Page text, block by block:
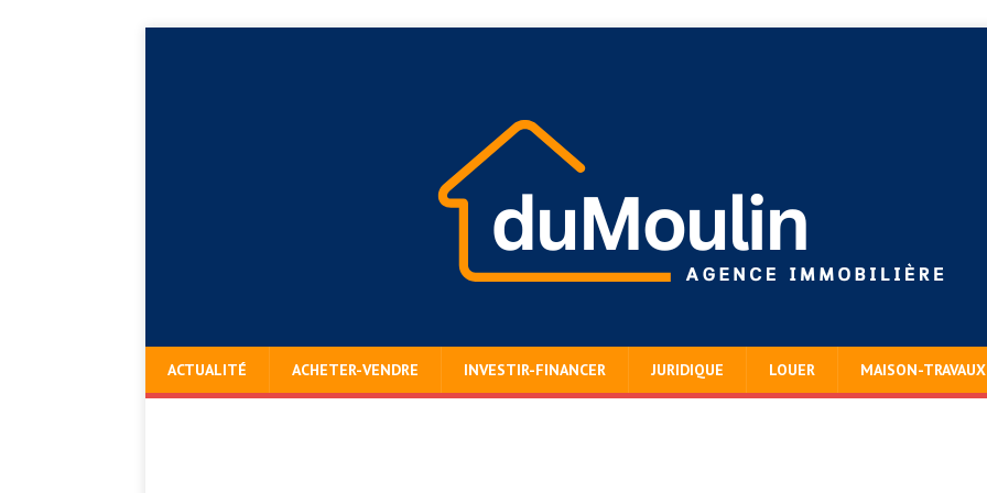
ACTUALITÉ ACHETER-VENDRE INVESTIR-FINANCER JURIDIQUE LOUER MAISON-TRAVAUX